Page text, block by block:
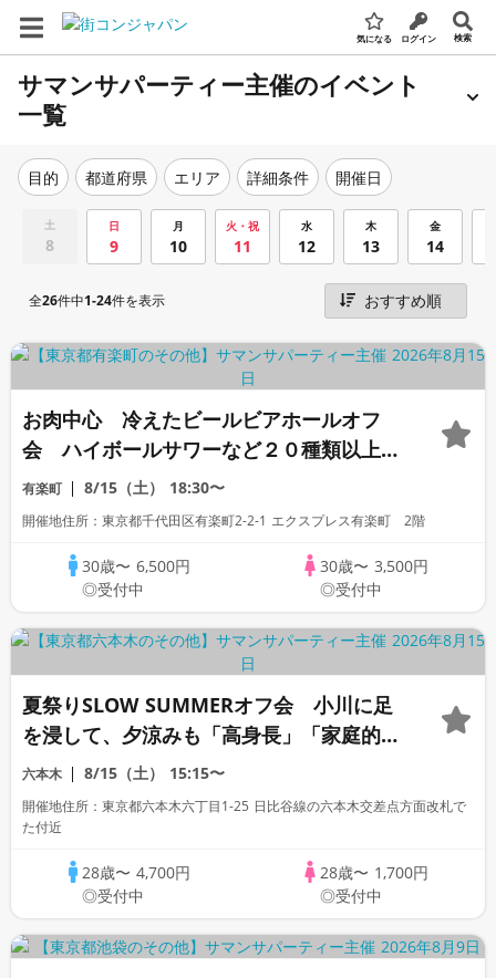
気になる ログイン 検索
サマンサパーティー主催のイベント
一覧
目的 都道府県 エリア 詳細条件 開催日
土
8
日
9
月
10
火・祝
11
水
12
木
13
金
14
全26件中1-24件を表示
お肉中心 冷えたビールビアホールオフ
会 ハイボールサワーなど２０種類以上
男性の条件該当者限定 駅近「高身長１７
５センチ以上歓迎」経営者士業「一部上場
加歓迎」
有楽町 8/15（土） 18:30〜
開催地住所：東京都千代田区有楽町2-2-1 エクスプレス有楽町 2階
30歳〜 6,500円
◎受付中
30歳〜 3,500円
◎受付中
夏祭りSLOW SUMMERオフ会 小川に足
を浸して、夕涼みも「高身長」「家庭的」
「一部上場企業」「大手企業」「公務員警
察官」「オタク」「ぽっちゃり」「自衛」
「1名参加歓迎」「看護師」「OL」歓迎
六本木 8/15（土） 15:15〜
開催地住所：東京都六本木六丁目1-25 日比谷線の六本木交差点方面改札で
た付近
28歳〜 4,700円
◎受付中
28歳〜 1,700円
◎受付中